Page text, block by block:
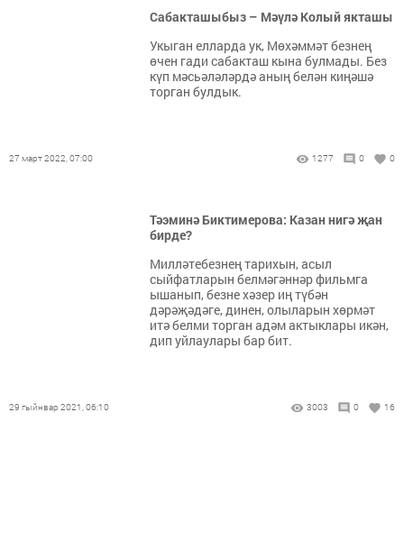
Сабакташыбыз – Мәүлә Колый якташы
Укыган елларда ук, Мөхәммәт безнең
өчен гади сабакташ кына булмады. Без
күп мәсьәләләрдә аның белән киңәшә
торган булдык.
27 март 2022, 07:00 1277 0 0
Тәэминә Биктимерова: Казан нигә җан
бирде?
Милләтебезнең тарихын, асыл
сыйфатларын белмәгәннәр фильмга
ышанып, безне хәзер иң түбән
дәрәҗәдәге, динен, олыларын хөрмәт
итә белми торган адәм актыклары икән,
дип уйлаулары бар бит.
29 гыйнвар 2021, 06:10 3003 0 16